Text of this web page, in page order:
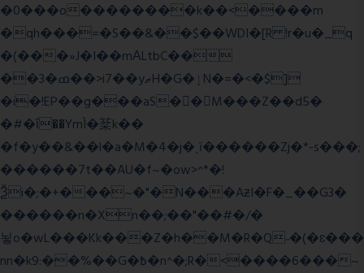
�0���o��������k��<����m
�qh���=�S��&��$��WDI�[R !r�u�_q
�(���»J�I��mΑLtbC��
��3�ߘ��>i7��yޠH�G�ٳN�=�<�$]
�i�!EP��g���aS��M���Z��d5�
�#�ΐ��YmÌ�棻k��
�f�y��&��l�a�M�4�j�ˎī������Zj�*-s���;
������7t� �AU�f~�ow>^*�!
Ѯi�;�+���~�"�N���AƶI�F�_��G3�
������n�Xn��;��"��#�/�
뇧o�wL���Kk���Z�h��M�R�Q˶�(�ɛ���
nn�k9:��%��G�߿�n^�;R�<����6���~